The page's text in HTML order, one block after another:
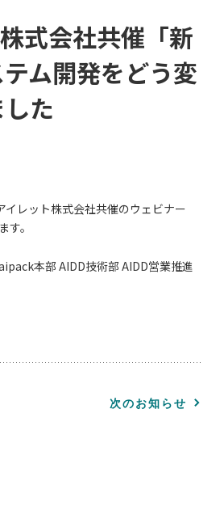
式会社共催「新
ム開発をどう変
た
レット株式会社共催のウェビナー
。
本部 AIDD技術部 AIDD営業推進
次のお知らせ